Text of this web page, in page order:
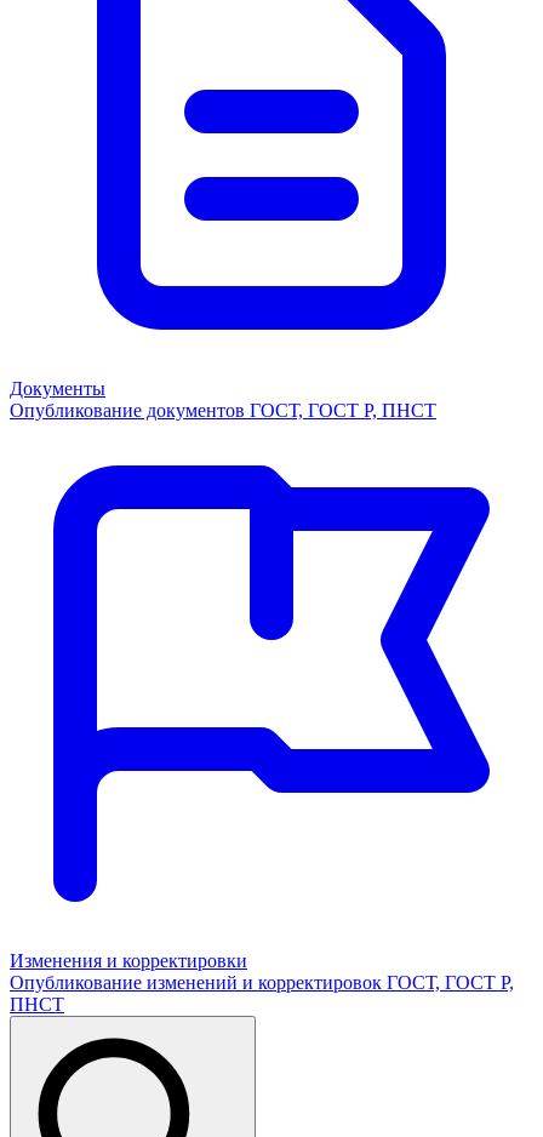
Документы
Опубликование документов ГОСТ, ГОСТ Р, ПНСТ
Изменения и корректировки
Опубликование изменений и корректировок ГОСТ, ГОСТ Р,
ПНСТ